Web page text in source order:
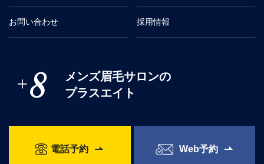
メンズ眉毛サロンの
プラスエイト
電話予約 Web予約
お問い合わせ 採用情報